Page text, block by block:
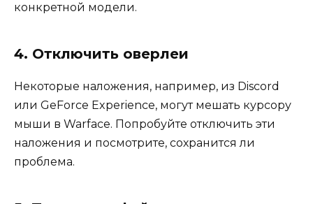
конкретной модели.
4. Отключить оверлеи
Некоторые наложения, например, из Discord
или GeForce Experience, могут мешать курсору
мыши в Warface. Попробуйте отключить эти
наложения и посмотрите, сохранится ли
проблема.